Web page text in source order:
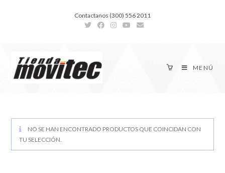
Contactanos (300) 556 2011
MENÚ
NO SE HAN ENCONTRADO PRODUCTOS QUE COINCIDAN CON
TU SELECCIÓN.